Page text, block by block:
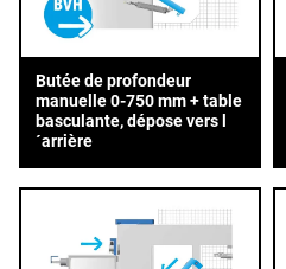
Butée de profondeur
manuelle 0-750 mm + table
basculante, dépose vers l
´arrière